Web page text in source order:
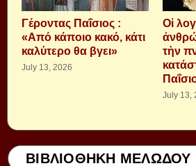
Γέροντας Παΐσιος :
«Από κάποιο κακό, κάτι
καλύτερο θα βγει»
July 13, 2026
Οἱ
τὴν
July 13,
ΒΙΒΛΙΟΘΗΚΗ ΜΕΛΩΔΟΥ